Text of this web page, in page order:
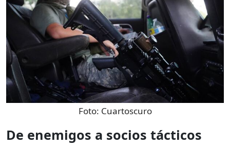
Foto: Cuartoscuro
De enemigos a socios tácticos